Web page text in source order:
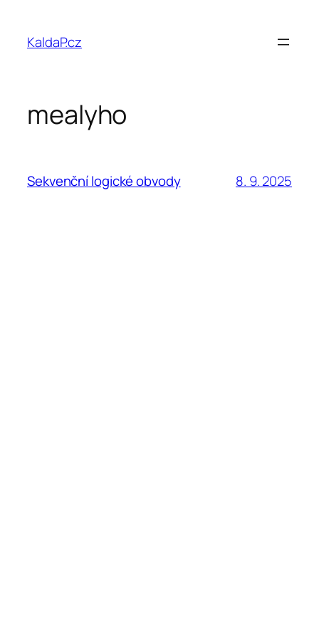
obsahKaldaP.cz
mealyho
Sekvenční logické obvody 8. 9. 2025